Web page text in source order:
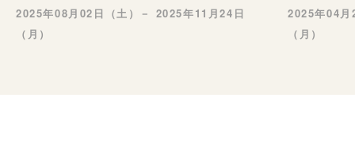
2025年08月02日（土）－ 2025年11月24日
（月）
2025年04
（月）